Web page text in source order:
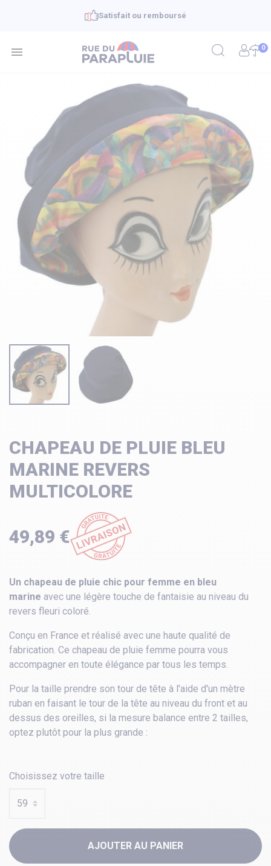
Satisfait ou remboursé
 0
CHAPEAU DE PLUIE BLEU
MARINE REVERS
MULTICOLORE
49,89 €
Un chapeau de pluie chic pour femme en bleu
marine avec une légère touche de fantaisie au niveau du
revers fleuri coloré.
Conçu en France et réalisé avec une haute qualité de
fabrication. Ce chapeau de pluie femme pourra vous
accompagner en toute élégance par tous les temps.
Pour la taille prendre son tour de tête à l'aide d'un mètre
ruban en faisant le tour de la tête au niveau du front et au
dessus des oreilles, si la mesure balance entre 2 tailles,
optez plutôt pour la plus grande :
Choisissez votre taille
AJOUTER AU PANIER